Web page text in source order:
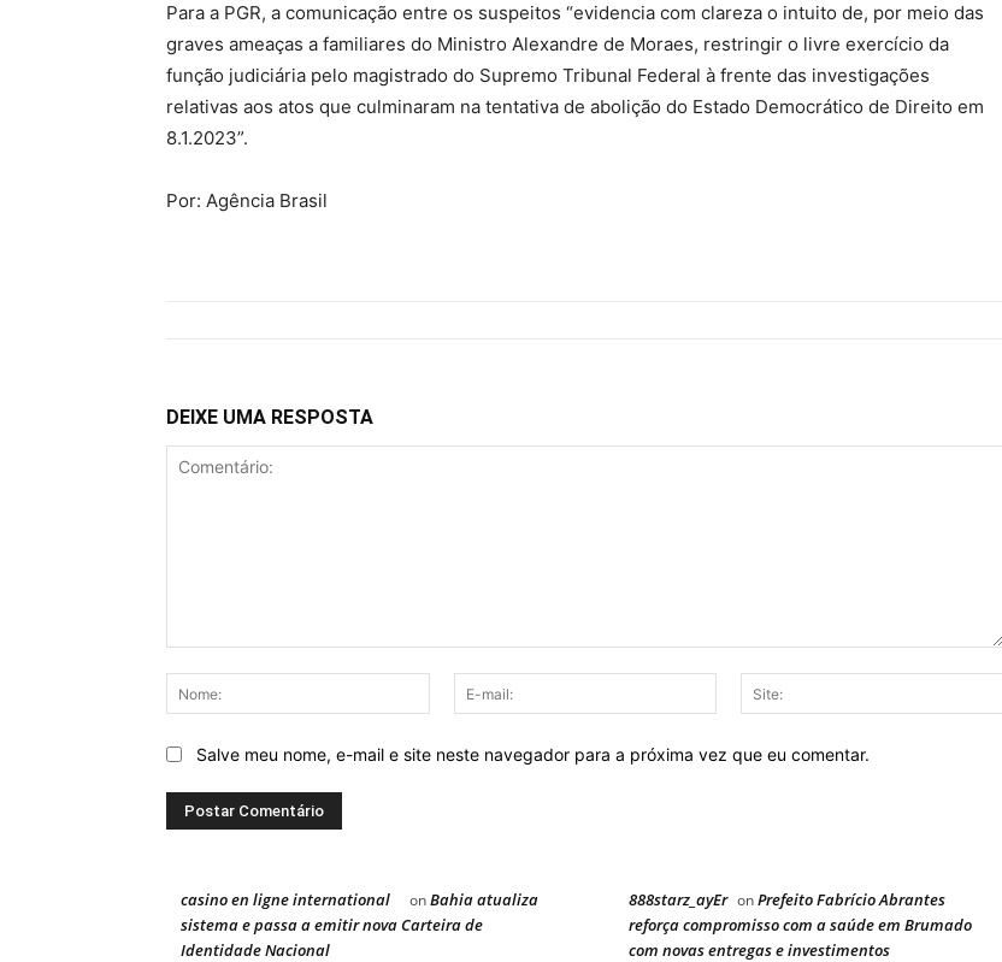
Para a PGR, a comunicação entre os suspeitos “evidencia com clareza o intuito de, por meio das
graves ameaças a familiares do Ministro Alexandre de Moraes, restringir o livre exercício da
função judiciária pelo magistrado do Supremo Tribunal Federal à frente das investigações
relativas aos atos que culminaram na tentativa de abolição do Estado Democrático de Direito em
8.1.2023”.
Por: Agência Brasil
DEIXE UMA RESPOSTA
Nome:
mail:
Salve meu nome, e-mail e site neste navegador para a próxima vez que eu comentar.
casino en ligne international onBahia atualiza
sistema e passa a emitir nova Carteira de
Identidade Nacional
888starz_ayEr onPrefeito Fabrício Abrantes
reforça compromisso com a saúde em Brumado
com novas entregas e investimentos